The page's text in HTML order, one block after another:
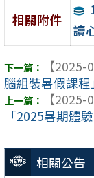
相關公告
相關附件
讀
【2025-
腦組裝暑假課程
【2025-
「2025暑期體